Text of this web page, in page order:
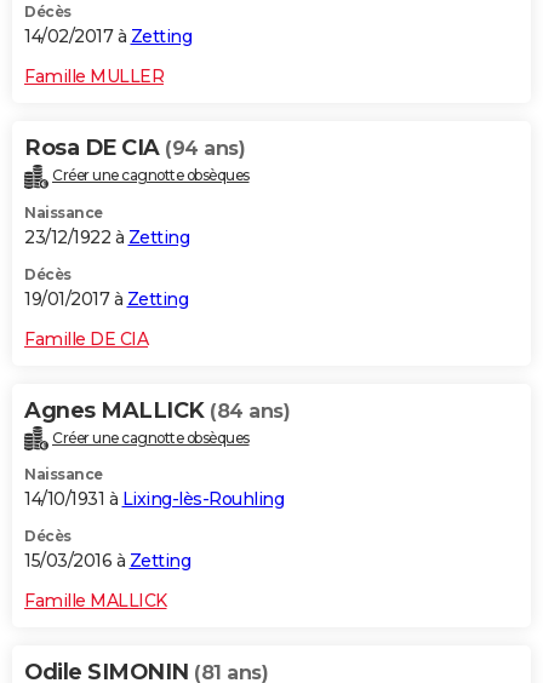
Décès
14/02/2017 à Zetting
Famille MULLER
Rosa DE CIA (94 ans)
Créer une cagnotte obsèques
Naissance
23/12/1922 à Zetting
Décès
19/01/2017 à Zetting
Famille DE CIA
Agnes MALLICK (84 ans)
Créer une cagnotte obsèques
Naissance
14/10/1931 à Lixing-lès-Rouhling
Décès
15/03/2016 à Zetting
Famille MALLICK
Odile SIMONIN (81 ans)